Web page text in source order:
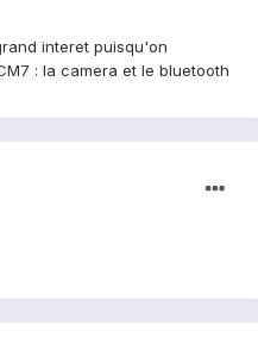
interet puisqu'on
: la camera et le bluetooth